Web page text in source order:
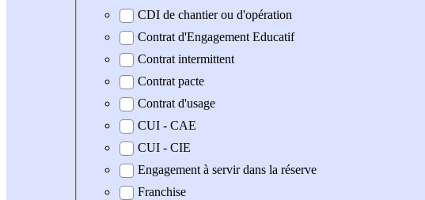
CDI de chantier ou d'opération
Contrat d'Engagement Educatif
Contrat intermittent
Contrat pacte
Contrat d'usage
CUI - CAE
CUI - CIE
Engagement à servir dans la réserve
Franchise